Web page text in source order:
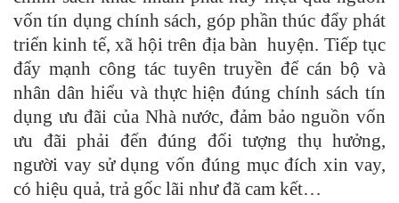
vốn tín dụng chính sách, góp phần thúc đẩy phát
triển kinh tế, xã hội trên địa bàn huyện. Tiếp tục
đẩy mạnh công tác tuyên truyền để cán bộ và
nhân dân hiểu và thực hiện đúng chính sách tín
dụng ưu đãi của Nhà nước, đảm bảo nguồn vốn
ưu đãi phải đến đúng đối tượng thụ hưởng,
người vay sử dụng vốn đúng mục đích xin vay,
có hiệu quả, trả gốc lãi như đã cam kết…